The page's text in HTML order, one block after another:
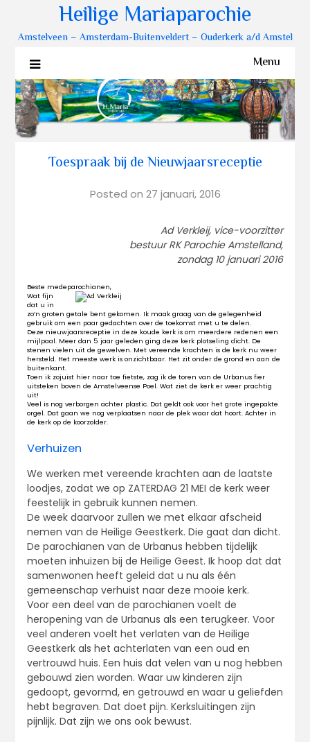
Heilige Mariaparochie
Amstelveen – Amsterdam-Buitenveldert – Ouderkerk a/d Amstel
Menu
Toespraak bij de Nieuwjaarsreceptie
Posted on 27 januari, 2016
Ad Verkleij, vice-voorzitter
bestuur RK Parochie Amstelland,
zondag 10 januari 2016
Beste medeparochianen,
Wat fijn
dat u in
zo’n groten getale bent gekomen. Ik maak graag van de gelegenheid
gebruik om een paar gedachten over de toekomst met u te delen.
Deze nieuwjaarsreceptie in deze koude kerk is om meerdere redenen een
mijlpaal. Meer dan 5 jaar geleden ging deze kerk plotseling dicht. De
stenen vielen uit de gewelven. Met vereende krachten is de kerk nu weer
hersteld. Het meeste werk is onzichtbaar. Het zit onder de grond en aan de
buitenkant.
Toen ik zojuist hier naar toe fietste, zag ik de toren van de Urbanus fier
uitsteken boven de Amstelveense Poel. Wat ziet de kerk er weer prachtig
uit!
Veel is nog verborgen achter plastic. Dat geldt ook voor het grote ingepakte
orgel. Dat gaan we nog verplaatsen naar de plek waar dat hoort. Achter in
de kerk op de koorzolder.
Verhuizen
We werken met vereende krachten aan de laatste
loodjes, zodat we op ZATERDAG 21 MEI de kerk weer
feestelijk in gebruik kunnen nemen.
De week daarvoor zullen we met elkaar afscheid
nemen van de Heilige Geestkerk. Die gaat dan dicht.
De parochianen van de Urbanus hebben tijdelijk
moeten inhuizen bij de Heilige Geest. Ik hoop dat dat
samenwonen heeft geleid dat u nu als één
gemeenschap verhuist naar deze mooie kerk.
Voor een deel van de parochianen voelt de
heropening van de Urbanus als een terugkeer. Voor
veel anderen voelt het verlaten van de Heilige
Geestkerk als het achterlaten van een oud en
vertrouwd huis. Een huis dat velen van u nog hebben
gebouwd zien worden. Waar uw kinderen zijn
gedoopt, gevormd, en getrouwd en waar u geliefden
hebt begraven. Dat doet pijn. Kerksluitingen zijn
pijnlijk. Dat zijn we ons ook bewust.